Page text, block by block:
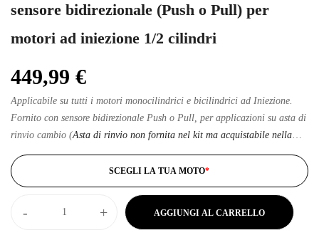
sensore bidirezionale (Push o Pull) per
motori ad iniezione 1/2 cilindri
449,99 €
Applicabile su tutti i motori monocilindrici e bicilindrici ad Iniezione.
Fornito con sensore bidirezionale Push o Pull, per applicazioni su asta di
rinvio cambio (Asta di rinvio non fornita nel kit ma acquistabile nella
categoria Accessori attraverso questo link), adatto sia per utilizzo con
cambiata standard che rovesciata a seconda del vostro stile di guida
preferito.
SCEGLI LA TUA MOTO*
- + AGGIUNGI AL CARRELLO